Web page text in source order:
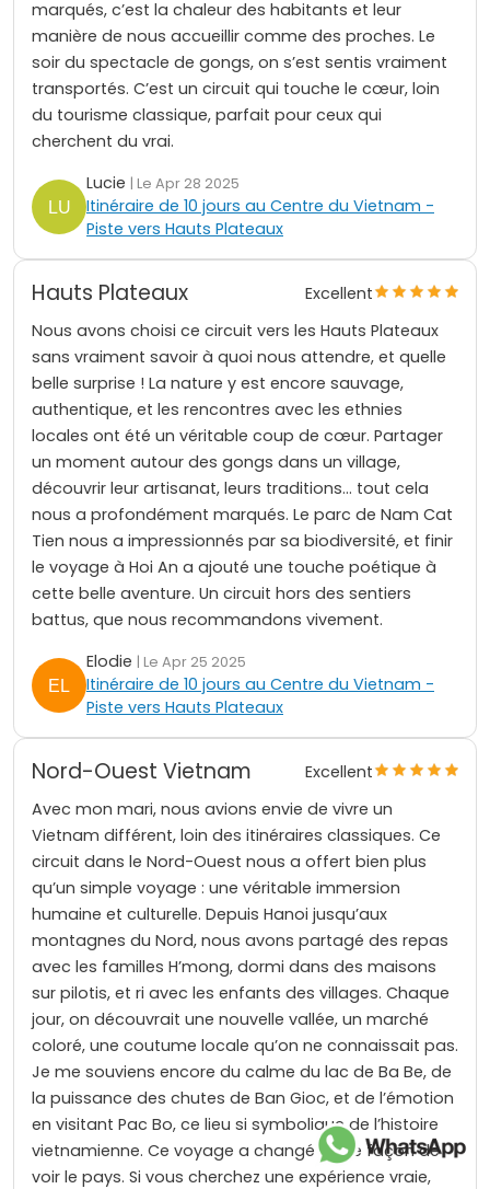
marqués, c’est la chaleur des habitants et leur
manière de nous accueillir comme des proches. Le
soir du spectacle de gongs, on s’est sentis vraiment
transportés. C’est un circuit qui touche le cœur, loin
du tourisme classique, parfait pour ceux qui
cherchent du vrai.
Lucie | Le Apr 28 2025
Itinéraire de 10 jours au Centre du Vietnam -
Piste vers Hauts Plateaux
Hauts Plateaux
Excellent
Nous avons choisi ce circuit vers les Hauts Plateaux
sans vraiment savoir à quoi nous attendre, et quelle
belle surprise ! La nature y est encore sauvage,
authentique, et les rencontres avec les ethnies
locales ont été un véritable coup de cœur. Partager
un moment autour des gongs dans un village,
découvrir leur artisanat, leurs traditions… tout cela
nous a profondément marqués. Le parc de Nam Cat
Tien nous a impressionnés par sa biodiversité, et finir
le voyage à Hoi An a ajouté une touche poétique à
cette belle aventure. Un circuit hors des sentiers
battus, que nous recommandons vivement.
Elodie | Le Apr 25 2025
Itinéraire de 10 jours au Centre du Vietnam -
Piste vers Hauts Plateaux
Nord-Ouest Vietnam
Excellent
Avec mon mari, nous avions envie de vivre un
Vietnam différent, loin des itinéraires classiques. Ce
circuit dans le Nord-Ouest nous a offert bien plus
qu’un simple voyage : une véritable immersion
humaine et culturelle. Depuis Hanoi jusqu’aux
montagnes du Nord, nous avons partagé des repas
avec les familles H’mong, dormi dans des maisons
sur pilotis, et ri avec les enfants des villages. Chaque
jour, on découvrait une nouvelle vallée, un marché
coloré, une coutume locale qu’on ne connaissait pas.
Je me souviens encore du calme du lac de Ba Be, de
la puissance des chutes de Ban Gioc, et de l’émotion
en visitant Pac Bo, ce lieu si symbolique de l’histoire
vietnamienne. Ce voyage a changé notre façon de
voir le pays. Si vous cherchez une expérience vraie,